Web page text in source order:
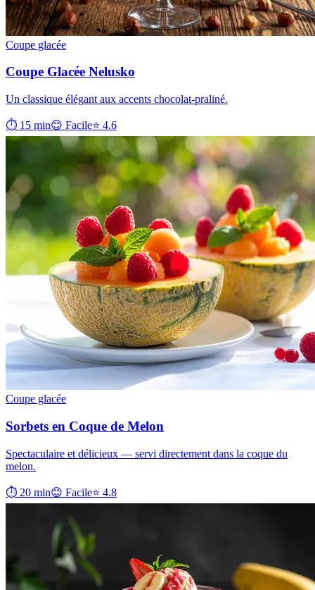
Coupe glacée
Coupe Glacée Nelusko
Un classique élégant aux accents chocolat-praliné.
⏱ 15 min😊 Facile⭐ 4.6
Coupe glacée
Sorbets en Coque de Melon
Spectaculaire et délicieux — servi directement dans la coque du
melon.
⏱ 20 min😊 Facile⭐ 4.8